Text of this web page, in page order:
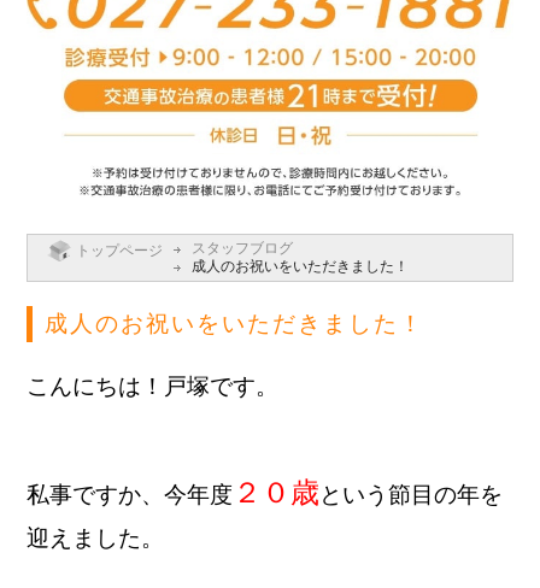
トップページ
スタッフブログ
成人のお祝いをいただきました！
成人のお祝いをいただきました！
こんにちは！戸塚です。
私事ですか、今年度 ２０歳という節目の年を
迎えました。